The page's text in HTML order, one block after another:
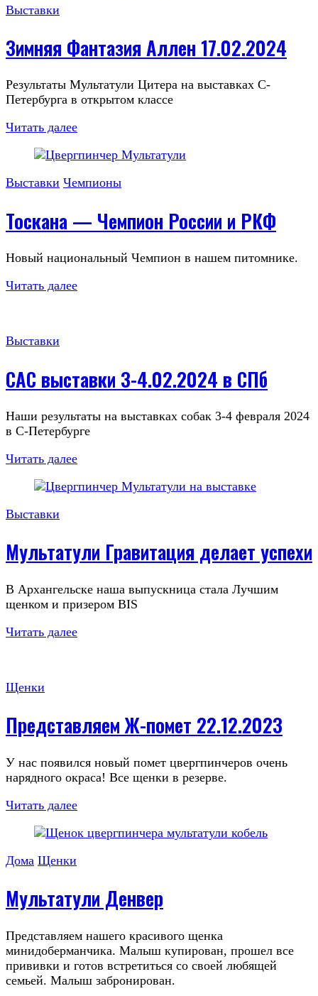
Выставки
Зимняя Фантазия Аллен 17.02.2024
Результаты Мультатули Цитера на выставках С-
Петербурга в открытом классе
Читать далее
Выставки Чемпионы
Тоскана — Чемпион России и РКФ
Новый национальный Чемпион в нашем питомнике.
Читать далее
Выставки
САС выставки 3-4.02.2024 в СПб
Наши результаты на выставках собак 3-4 февраля 2024
в С-Петербурге
Читать далее
Выставки
Мультатули Гравитация делает успехи
В Архангельске наша выпускница стала Лучшим
щенком и призером BIS
Читать далее
Щенки
Представляем Ж-помет 22.12.2023
У нас появился новый помет цвергпинчеров очень
нарядного окраса! Все щенки в резерве.
Читать далее
Дома Щенки
Мультатули Денвер
Представляем нашего красивого щенка
минидоберманчика. Малыш купирован, прошел все
прививки и готов встретиться со своей любящей
семьей. Малыш забронирован.